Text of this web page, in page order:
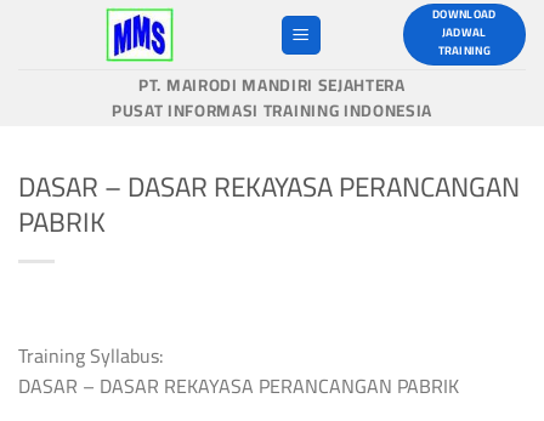
DOWNLOAD
JADWAL
TRAINING
PT. MAIRODI MANDIRI SEJAHTERA
PUSAT INFORMASI TRAINING INDONESIA
DASAR – DASAR REKAYASA PERANCANGAN
PABRIK
Training Syllabus:
DASAR – DASAR REKAYASA PERANCANGAN PABRIK